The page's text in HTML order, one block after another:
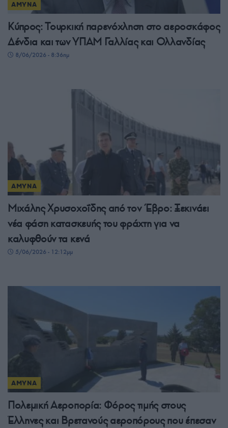
ΑΜΥΝΑ
Κύπρος: Τουρκική παρενόχληση στο αεροσκάφος
Δένδια και των ΥΠΑΜ Γαλλίας και Ολλανδίας
8/06/2026 - 8:36πμ
ΑΜΥΝΑ
Μιχάλης Χρυσοχοΐδης από τον Έβρο: Ξεκινάει
νέα φάση κατασκευής του φράχτη για να
καλυφθούν τα κενά
5/06/2026 - 12:12μμ
ΑΜΥΝΑ
Πολεμική Αεροπορία: Φόρος τιμής στους
Έλληνες και Βρετανούς αεροπόρους που έπεσαν